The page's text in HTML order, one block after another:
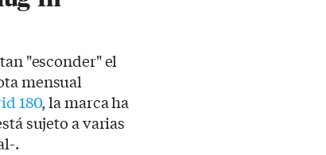
"esconder" el
mensual
180, la marca ha
sujeto a varias
.